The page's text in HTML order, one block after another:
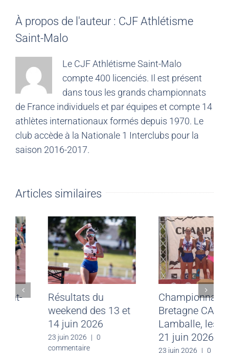
À propos de l'auteur : CJF Athlétisme
Saint-Malo
Le CJF Athlétisme Saint-Malo
compte 400 licenciés. Il est présent
dans tous les grands championnats
de France individuels et par équipes et compte 14
athlètes internationaux formés depuis 1970. Le
club accède à la Nationale 1 Interclubs pour la
saison 2016-2017.
Articles similaires
Meeting CJF Saint-
Malo du 28 juin
30 juin 2026 | 0
commentaire
Résultats du
weekend des 13 et
14 juin 2026
23 juin 2026
0
commentaire